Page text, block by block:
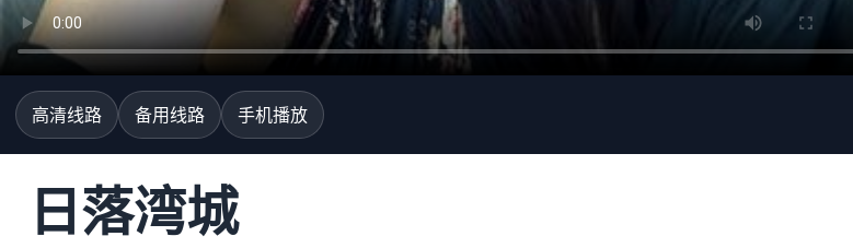
高清线路 备用线路 手机播放
日落湾城